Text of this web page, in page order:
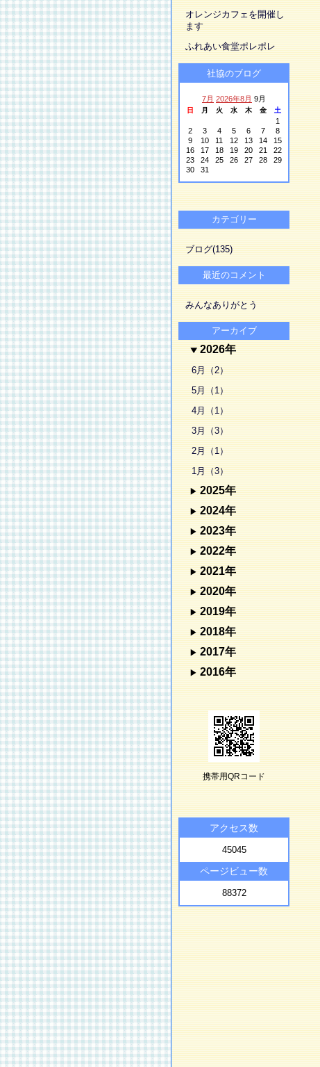
オレンジカフェを開催し
ます
ふれあい食堂ポレポレ
社協のブログ
7月 2026年8月 9月
日 月 火 水 木 金 土
1
2
3 4 5 6 7
8
9
10 11 12 13 14
15
16
17 18 19 20 21
22
23
24 25 26 27 28
29
30
31
カテゴリー
ブログ(135)
最近のコメント
みんなありがとう
アーカイブ
2026年
6月（2）
5月（1）
4月（1）
3月（3）
2月（1）
1月（3）
2025年
2024年
2023年
2022年
2021年
2020年
2019年
2018年
2017年
2016年
携帯用QRコード
アクセス数
45045
ページビュー数
88372